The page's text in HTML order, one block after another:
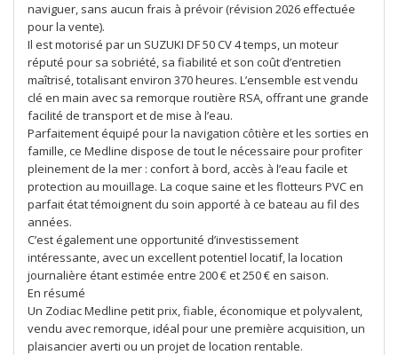
naviguer, sans aucun frais à prévoir (révision 2026 effectuée
pour la vente).
Il est motorisé par un SUZUKI DF 50 CV 4 temps, un moteur
réputé pour sa sobriété, sa fiabilité et son coût d’entretien
maîtrisé, totalisant environ 370 heures. L’ensemble est vendu
clé en main avec sa remorque routière RSA, offrant une grande
facilité de transport et de mise à l’eau.
Parfaitement équipé pour la navigation côtière et les sorties en
famille, ce Medline dispose de tout le nécessaire pour profiter
pleinement de la mer : confort à bord, accès à l’eau facile et
protection au mouillage. La coque saine et les flotteurs PVC en
parfait état témoignent du soin apporté à ce bateau au fil des
années.
C’est également une opportunité d’investissement
intéressante, avec un excellent potentiel locatif, la location
journalière étant estimée entre 200 € et 250 € en saison.
En résumé
Un Zodiac Medline petit prix, fiable, économique et polyvalent,
vendu avec remorque, idéal pour une première acquisition, un
plaisancier averti ou un projet de location rentable.